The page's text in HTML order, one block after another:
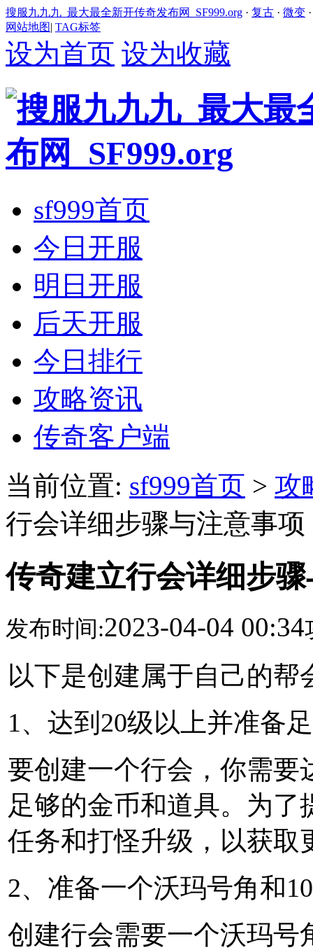
搜服九九九_最大最全新开传奇发布网_SF999.org · 复古 · 微变
网站地图| TAG标签
设为首页 设为收藏
sf999首页
今日开服
明日开服
后天开服
今日排行
攻略资讯
传奇客户端
当前位置: sf999首页 > 攻
行会详细步骤与注意事项
传奇建立行会详细步
发布时间:2023-04-04 00:34
以下是创建属于自己的帮
1、达到20级以上并准备
要创建一个行会，你需要
足够的金币和道具。为
任务和打怪升级，以获取
2、准备一个沃玛号角和
创建行会需要一个沃玛号